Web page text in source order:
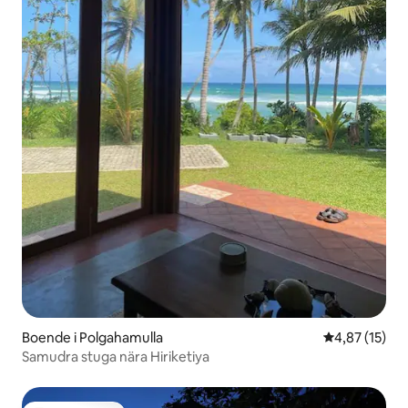
Boende i Polgahamulla 4,87 av 5 i
4,87 (15)
Samudra stuga nära Hiriketiya